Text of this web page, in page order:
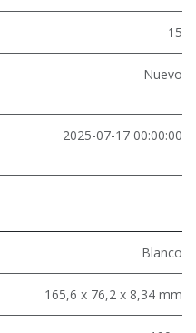
15
Nuevo
2025-07-17 00:00:00
Blanco
165,6 x 76,2 x 8,34 mm